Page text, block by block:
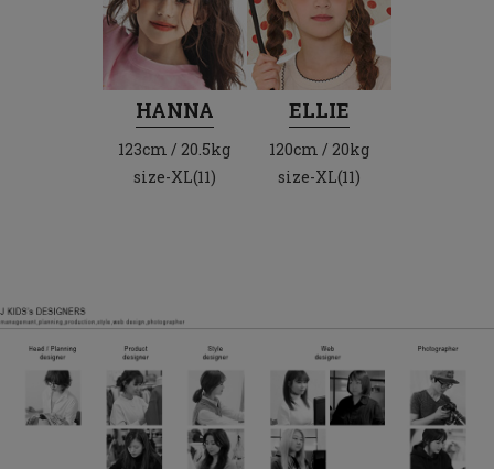
HANNA
123cm / 20.5kg
size-XL(11)
ELLIE
120cm / 20kg
size-XL(11)